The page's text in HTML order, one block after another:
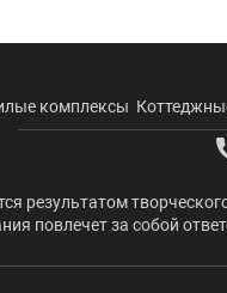
комплексы
результатом
повлечет за собой